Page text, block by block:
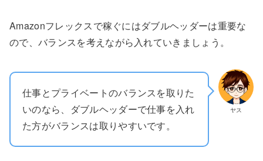
Amazonフレックスで稼ぐにはダブルヘッダーは重要な
ので、バランスを考えながら入れていきましょう。
ヤス
仕事とプライベートのバランスを取りた
いのなら、ダブルヘッダーで仕事を入れ
た方がバランスは取りやすいです。